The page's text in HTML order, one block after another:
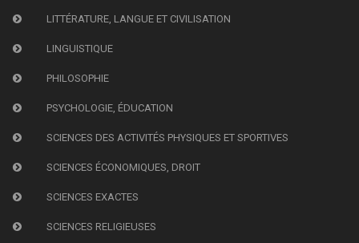
LITTÉRATURE, LANGUE ET CIVILISATION
LINGUISTIQUE
PHILOSOPHIE
PSYCHOLOGIE, ÉDUCATION
SCIENCES DES ACTIVITÉS PHYSIQUES ET SPORTIVES
SCIENCES ÉCONOMIQUES, DROIT
SCIENCES EXACTES
SCIENCES RELIGIEUSES